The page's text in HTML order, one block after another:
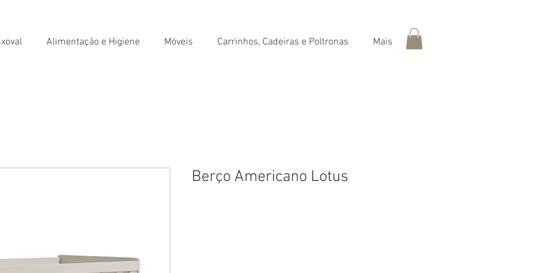
Alimentação e Higiene Móveis Carrinhos, Cadeiras e Poltronas Mais
Berço Americano Lotus